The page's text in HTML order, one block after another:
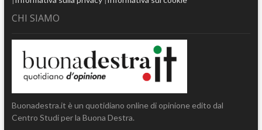
CHI SIAMO
Buonadestra.it è un quotidiano online di opinione edito dal
Centro Studi per la Buona Destra.